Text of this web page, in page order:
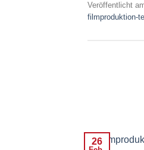
Veröffentlicht
filmproduktion-
26